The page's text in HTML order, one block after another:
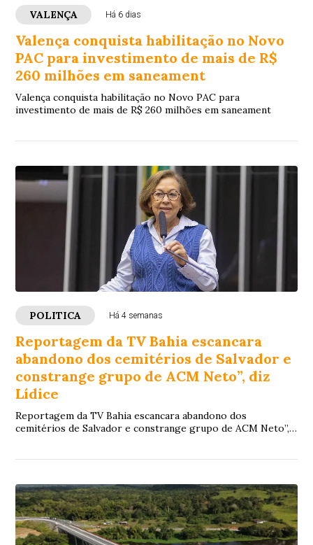
VALENÇA Há 6 dias
Valença conquista habilitação no Novo
PAC para investimento de mais de R$
260 milhões em saneament
Valença conquista habilitação no Novo PAC para
investimento de mais de R$ 260 milhões em saneament
POLITICA Há 4 semanas
Reportagem da TV Bahia escancara
abandono dos cemitérios de Salvador e
constrange grupo de ACM Neto”, diz
Lídice
Reportagem da TV Bahia escancara abandono dos
cemitérios de Salvador e constrange grupo de ACM Neto”,